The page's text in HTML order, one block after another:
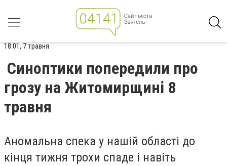
18:01, 7 травня
Синоптики попередили про
грозу на Житомирщині 8
травня
Аномальна спека у нашій області до
кінця тижня трохи спаде і навіть